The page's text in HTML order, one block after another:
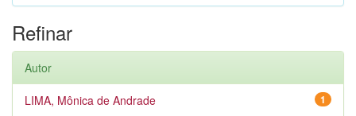
Refinar
Autor
1
LIMA, Mônica de Andrade